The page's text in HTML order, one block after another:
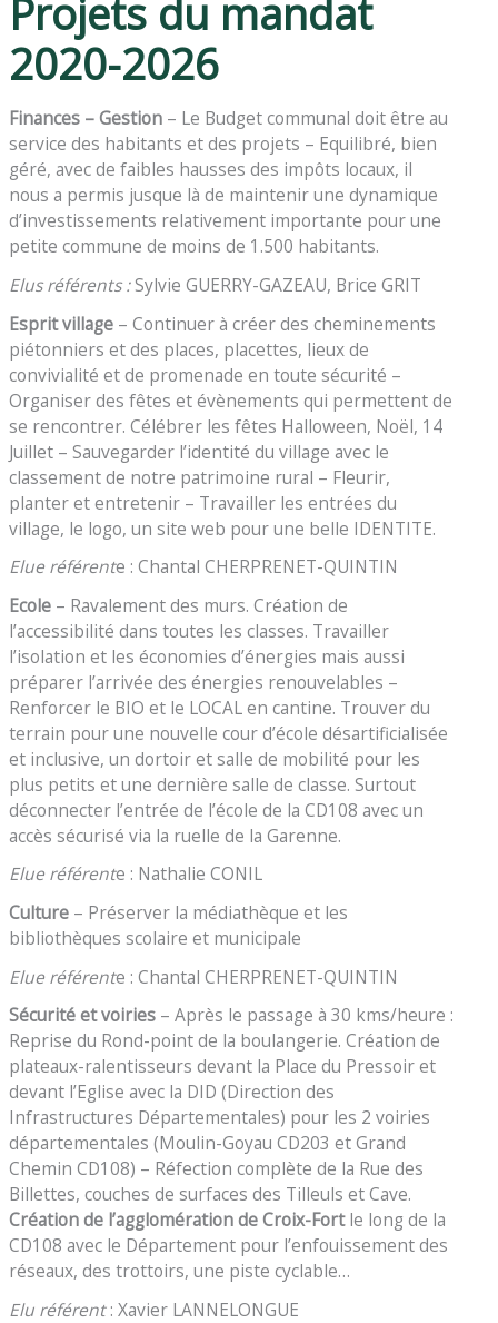
Projets du mandat
2020-2026
Finances – Gestion – Le Budget communal doit être au
service des habitants et des projets – Equilibré, bien
géré, avec de faibles hausses des impôts locaux, il
nous a permis jusque là de maintenir une dynamique
d’investissements relativement importante pour une
petite commune de moins de 1.500 habitants.
Elus référents :Sylvie GUERRY-GAZEAU, Brice GRIT
Esprit village – Continuer à créer des cheminements
piétonniers et des places, placettes, lieux de
convivialité et de promenade en toute sécurité –
Organiser des fêtes et évènements qui permettent de
se rencontrer. Célébrer les fêtes Halloween, Noël, 14
Juillet – Sauvegarder l’identité du village avec le
classement de notre patrimoine rural – Fleurir,
planter et entretenir – Travailler les entrées du
village, le logo, un site web pour une belle IDENTITE.
Elue référente : Chantal CHERPRENET-QUINTIN
Ecole – Ravalement des murs. Création de
l’accessibilité dans toutes les classes. Travailler
l’isolation et les économies d’énergies mais aussi
préparer l’arrivée des énergies renouvelables –
Renforcer le BIO et le LOCAL en cantine. Trouver du
terrain pour une nouvelle cour d’école désartificialisée
et inclusive, un dortoir et salle de mobilité pour les
plus petits et une dernière salle de classe. Surtout
déconnecter l’entrée de l’école de la CD108 avec un
accès sécurisé via la ruelle de la Garenne.
Elue référente : Nathalie CONIL
Culture – Préserver la médiathèque et les
bibliothèques scolaire et municipale
Elue référente : Chantal CHERPRENET-QUINTIN
Sécurité et voiries – Après le passage à 30 kms/heure :
Reprise du Rond-point de la boulangerie. Création de
plateaux-ralentisseurs devant la Place du Pressoir et
devant l’Eglise avec la DID (Direction des
Infrastructures Départementales) pour les 2 voiries
départementales (Moulin-Goyau CD203 et Grand
Chemin CD108) – Réfection complète de la Rue des
Billettes, couches de surfaces des Tilleuls et Cave.
Création de l’agglomération de Croix-Fortle long de la
CD108 avec le Département pour l’enfouissement des
réseaux, des trottoirs, une piste cyclable…
Elu référent: Xavier LANNELONGUE